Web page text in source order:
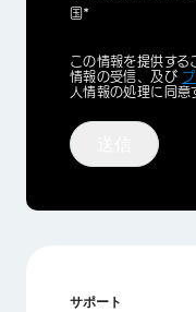
国*
Privacy
Optin
この情報を提供する
情報の受信、及び
人情報の処理に同意
サポート